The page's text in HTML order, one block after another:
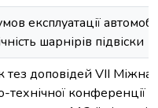
експлуатації
шарнірів підвіски
тез доповідей VIІ
технічної конференції